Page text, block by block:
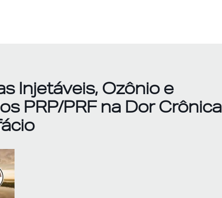
Injetáveis, Ozônio e
PRP/PRF na Dor Crônica